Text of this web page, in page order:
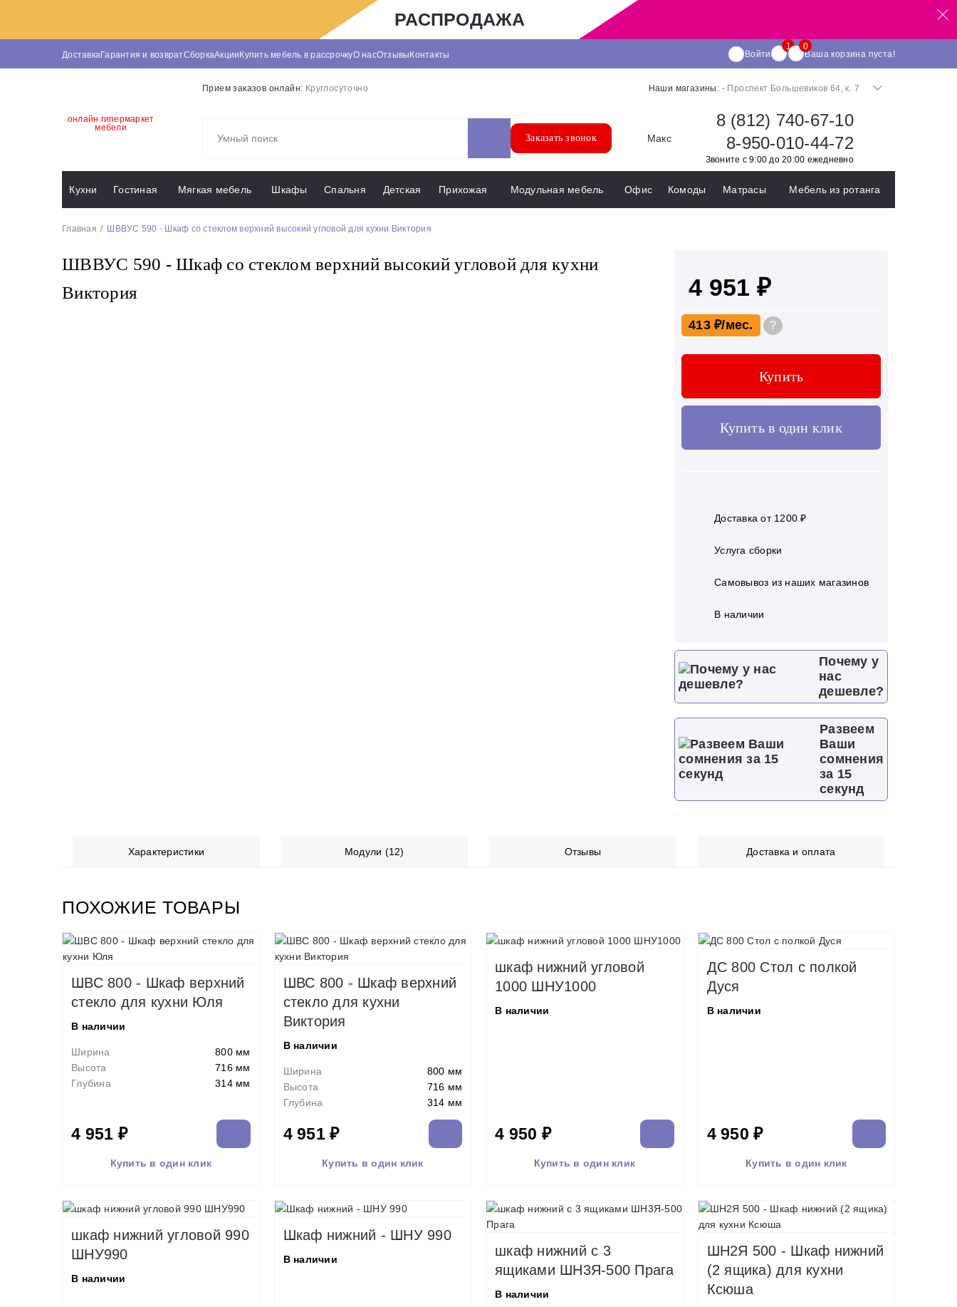
РАСПРОДАЖА
ДоставкаГарантия и возвратСборкаАкцииКупить мебель в рассрочкуО насОтзывыКонтакты Войти Ваша корзина пуста!
онлайн гипермаркет
мебели
Прием заказов онлайн: Круглосуточно Наши магазины: - Проспект Большевиков 64, к. 7
Заказать звонок Макс
8 (812) 740-67-10
8-950-010-44-72
Звоните с 9:00 до 20:00 ежедневно
Кухни Гостиная Мягкая мебель Шкафы Спальня Детская Прихожая Модульная мебель Офис Комоды Матрасы Мебель из ротанга
Главная ШВВУС 590 - Шкаф со стеклом верхний высокий угловой для кухни Виктория
ШВВУС 590 - Шкаф со стеклом верхний высокий угловой для кухни
Виктория
4 951 ₽
413 ₽ ?
Купить
Купить в один клик
Доставка от 1200 ₽
Услуга сборки
Самовывоз из наших магазинов
В наличии
Почему у
нас
дешевле?
Развеем
Ваши
сомнения
за 15
секунд
Характеристики Модули (12) Отзывы Доставка и оплата
ПОХОЖИЕ ТОВАРЫ
ШВС 800 - Шкаф верхний
стекло для кухни Юля
В наличии
Ширина
800 мм
Высота
716 мм
Глубина
314 мм
4 951 ₽
Купить в один клик
ШВС 800 - Шкаф верхний
стекло для кухни
Виктория
В наличии
Ширина
800 мм
Высота
716 мм
Глубина
314 мм
4 951 ₽
Купить в один клик
шкаф нижний угловой
1000 ШНУ1000
В наличии
4 950 ₽
Купить в один клик
ДС 800 Стол с полкой
Дуся
В наличии
4 950 ₽
Купить в один клик
шкаф нижний угловой 990
ШНУ990
В наличии
Шкаф нижний - ШНУ 990
В наличии
шкаф нижний с 3
ящиками ШН3Я-500 Прага
В наличии
ШН2Я 500 - Шкаф нижний
(2 ящика) для кухни
Ксюша